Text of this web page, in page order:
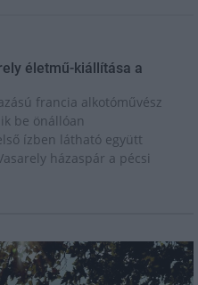
életmű-kiállítása a
francia alkotóművész
be önállóan
ízben látható együtt
házaspár a pécsi